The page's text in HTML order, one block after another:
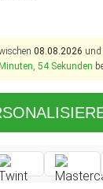
08.08.2026 und
54 Sekunden